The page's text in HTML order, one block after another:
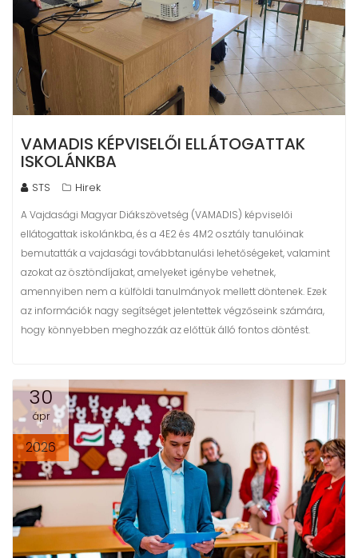
VAMADIS KÉPVISELŐI ELLÁTOGATTAK
ISKOLÁNKBA
STS Hirek
A Vajdasági Magyar Diákszövetség (VAMADIS) képviselői
ellátogattak iskolánkba, és a 4E2 és 4M2 osztály tanulóinak
bemutatták a vajdasági továbbtanulási lehetőségeket, valamint
azokat az ösztöndíjakat, amelyeket igénybe vehetnek,
amennyiben nem a külföldi tanulmányok mellett döntenek. Ezek
az információk nagy segítséget jelentettek végzőseink számára,
hogy könnyebben meghozzák az előttük álló fontos döntést.
30
ápr
2026